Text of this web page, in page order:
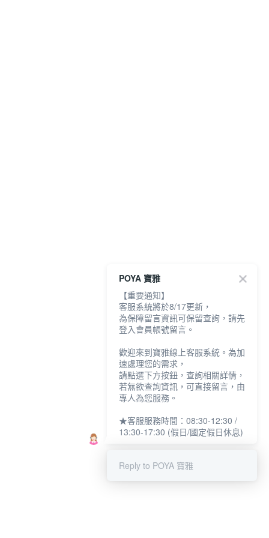
POYA 寶雅
【重要通知】
客服系統將於8/17更新，
為保障留言資訊可保留查詢，請先
登入會員帳號留言。
歡迎來到寶雅線上客服系統。為加
速處理您的需求，
請點選下方按鈕，查詢相關詳情，
若無欲查詢資訊，可直接留言，由
專人為您服務。
★客服服務時間：08:30-12:30 /
13:30-17:30 (假日/國定假日休息)
Reply to POYA 寶雅